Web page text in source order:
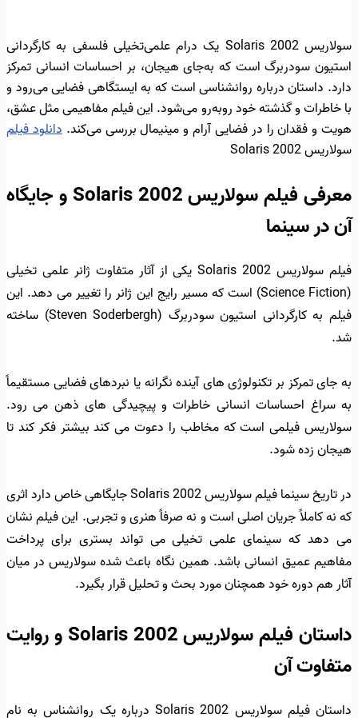
سولاریس Solaris 2002 یک درام علمی‌تخیلی فلسفی به کارگردانی
استیون سودربرگ است که به‌جای هیجان، بر احساسات انسانی تمرکز
دارد. داستان درباره روانشناسی است که به ایستگاهی فضایی می‌رود و
با خاطرات و گذشته خود روبه‌رو می‌شود. این فیلم مفاهیمی مثل عشق،
هویت و فقدان را در فضایی آرام و مینیمال بررسی می‌کند.دانلود فیلم
سولاریس Solaris 2002
معرفی فیلم سولاریس Solaris 2002 و جایگاه
آن در سینما
فیلم سولاریس Solaris 2002 یکی از آثار متفاوت ژانر علمی تخیلی
(Science Fiction) است که مسیر رایج این ژانر را تغییر می دهد. این
فیلم به کارگردانی استیون سودربرگ (Steven Soderbergh) ساخته
شد.
به جای تمرکز بر تکنولوژی های آینده نگرانه یا نبردهای فضایی مستقیماً
به سراغ احساسات انسانی خاطرات و پیچیدگی های ذهن می رود.
سولاریس فیلمی است که مخاطب را دعوت می کند بیشتر فکر کند تا
هیجان زده شود.
در تاریخ سینما فیلم سولاریس Solaris 2002 جایگاهی خاص دارد اثری
که نه کاملاً جریان اصلی است و نه صرفاً هنری و تجربی. این فیلم نشان
می دهد که سینمای علمی تخیلی می تواند بستری برای پرداخت
مفاهیم عمیق انسانی باشد. همین نگاه باعث شده سولاریس در میان
آثار هم دوره خود همچنان مورد بحث و تحلیل قرار بگیرد.
داستان فیلم سولاریس Solaris 2002 و روایت
متفاوت آن
داستان فیلم سولاریس Solaris 2002 درباره یک روانشناس به نام